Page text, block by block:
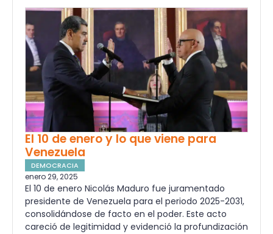
El 10 de enero y lo que viene para
Venezuela
DEMOCRACIA
enero 29, 2025
El 10 de enero Nicolás Maduro fue juramentado
presidente de Venezuela para el periodo 2025-2031,
consolidándose de facto en el poder. Este acto
careció de legitimidad y evidenció la profundización